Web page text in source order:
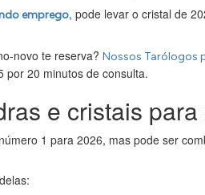
emprego, pode levar o cristal de
novo te reserva? Nossos Tarólogos
por 20 minutos de consulta.
e cristais
1 para 2026, mas pode ser